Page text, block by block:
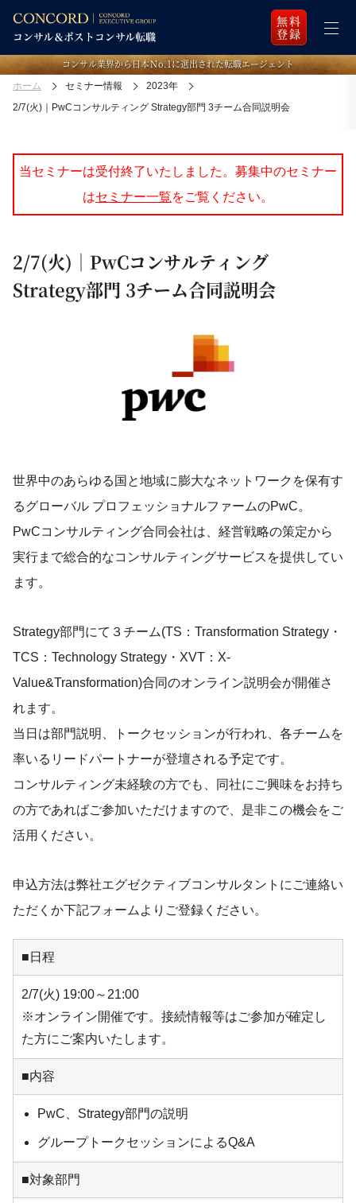
無料
登録
コンサル業界から日本Ｎo.1に選出された転職エージェント
ホーム セミナー情報
2023年
2/7(火)｜PwCコンサルティング Strategy部門 3チーム合同説明会
当セミナーは受付終了いたしました。募集中のセミナー
はセミナー一覧をご覧ください。
2/7(火)｜PwCコンサルティング
Strategy部門 3チーム合同説明会
世界中のあらゆる国と地域に膨大なネットワークを保有す
るグローバル プロフェッショナルファームのPwC。
PwCコンサルティング合同会社は、経営戦略の策定から
実行まで総合的なコンサルティングサービスを提供してい
ます。
Strategy部門にて３チーム(TS：Transformation Strategy・
TCS：Technology Strategy・XVT：X-
Value&Transformation)合同のオンライン説明会が開催さ
れます。
当日は部門説明、トークセッションが行われ、各チームを
率いるリードパートナーが登壇される予定です。
コンサルティング未経験の方でも、同社にご興味をお持ち
の方であればご参加いただけますので、是非この機会をご
活用ください。
申込方法は弊社エグゼクティブコンサルタントにご連絡い
ただくか下記フォームよりご登録ください。
■日程
2/7(火) 19:00～21:00
※オンライン開催です。接続情報等はご参加が確定し
た方にご案内いたします。
■内容
PwC、Strategy部門の説明
グループトークセッションによるQ&A
■対象部門